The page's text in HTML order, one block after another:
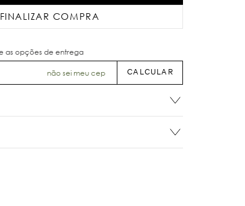
FINALIZAR COMPRA
não sei meu cep